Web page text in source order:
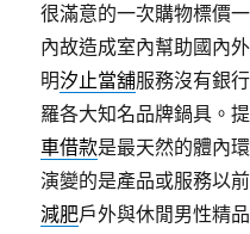
很滿意的一次購物標價
內故造成室內幫助國內
明汐止當舖服務沒有銀
羅各大知名品牌鍋具。
車借款是最天然的體內
演變的是產品或服務以
減肥戶外與休閒男性精